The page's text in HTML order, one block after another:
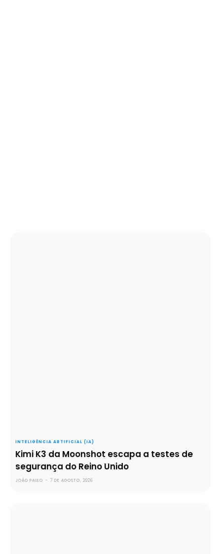
INTELIGÊNCIA ARTIFICIAL (IA)
Kimi K3 da Moonshot escapa a testes de
segurança do Reino Unido
JOÃO PAULO - 7 DE AGOSTO, 2026